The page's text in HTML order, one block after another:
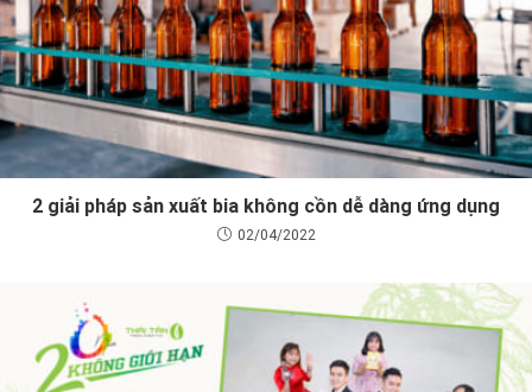
2 giải pháp sản xuất bia không cồn dễ dàng ứng dụng
02/04/2022